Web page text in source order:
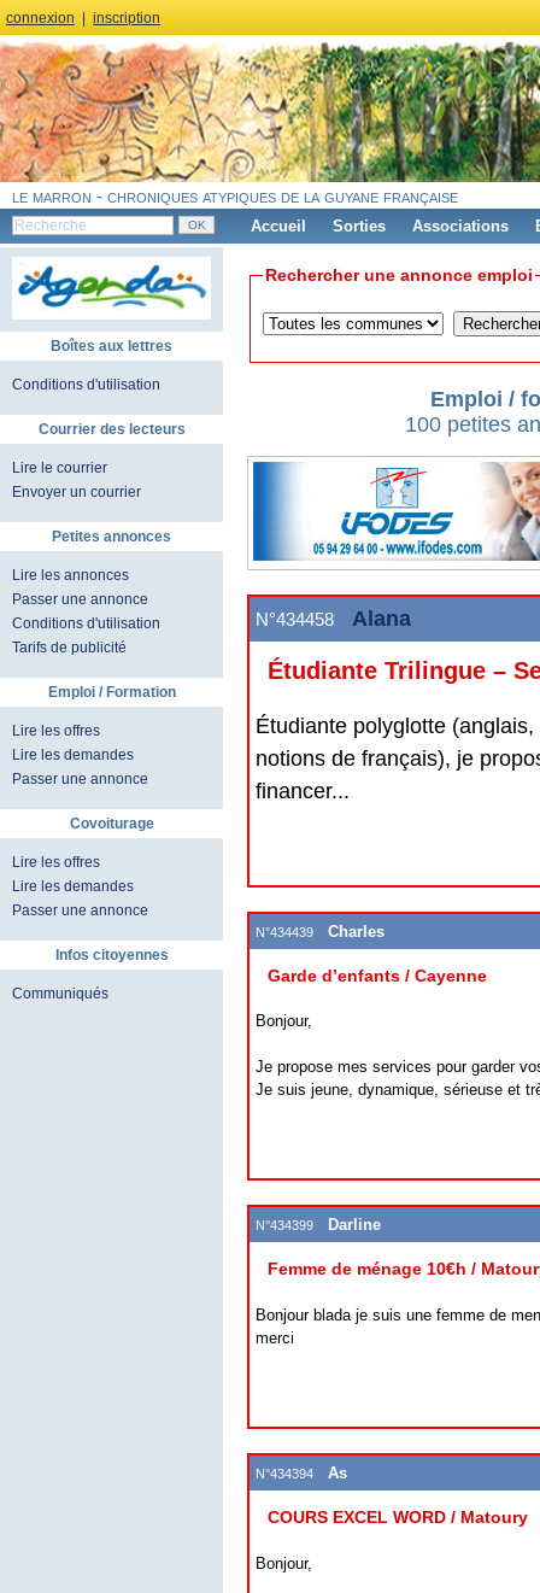
connexion inscription
le marron - chroniques atypiques de la guyane française
Accueil Sorties Associations
Boîtes aux lettres
Conditions d'utilisation
Courrier des lecteurs
Lire le courrier
Envoyer un courrier
Petites annonces
Lire les annonces
Passer une annonce
Conditions d'utilisation
Tarifs de publicité
Emploi / Formation
Lire les offres
Lire les demandes
Passer une annonce
Covoiturage
Lire les offres
Lire les demandes
Passer une annonce
Infos citoyennes
Communiqués
Rechercher une annonce emploi
Emploi /
100 petites
N°434458 Alana
Étudiante Trilingue –
Étudiante polyglotte
notions de français), je
financer...
N°434439 Charles
Garde d’enfants / Cayenne
Bonjour,
Je propose mes services pour garder
Je suis jeune, dynamique, sérieuse et
N°434399 Darline
Femme de ménage 10€h /
Bonjour blada je suis une femme de
merci
N°434394 As
COURS EXCEL WORD / Matoury
Bonjour,